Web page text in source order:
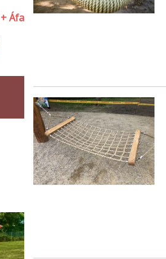
+ Áfa